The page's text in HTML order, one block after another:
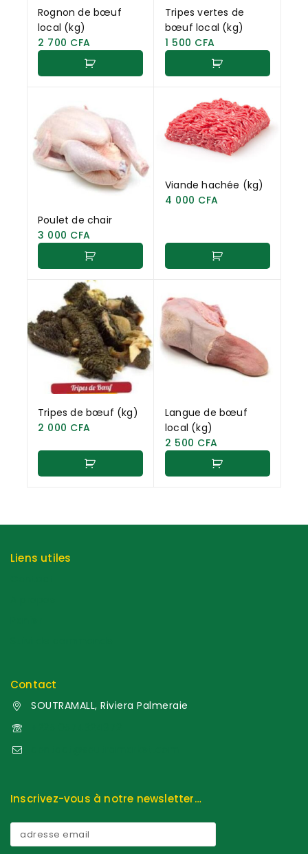
Rognon de bœuf
local (kg)
2 700 CFA
Tripes vertes de
bœuf local (kg)
1 500 CFA
Poulet de chair
3 000 CFA
Viande hachée (kg)
4 000 CFA
Tripes de bœuf (kg)
2 000 CFA
Langue de bœuf
local (kg)
2 500 CFA
Liens utiles
Contact
SOUTRAMALL, Riviera Palmeraie
Inscrivez-vous à notre newsletter…